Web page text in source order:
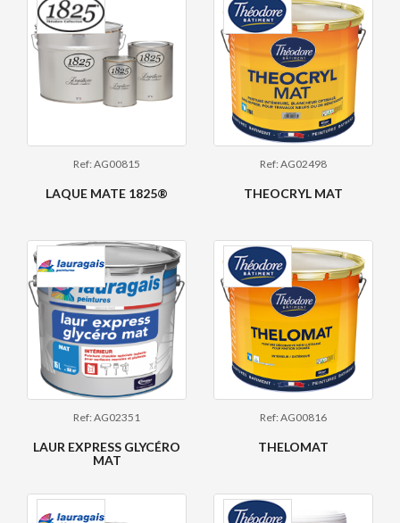
Ref: AG00815
LAQUE MATE 1825®
Ref: AG02498
THEOCRYL MAT
Ref: AG02351
LAUR EXPRESS GLYCÉRO
MAT
Ref: AG00816
THELOMAT